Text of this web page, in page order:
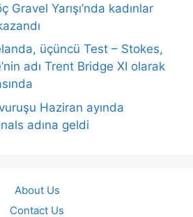
Gravel Yarışı’nda kadınlar
üçüncü Test – Stokes,
adı Trent Bridge XI olarak
Haziran ayında
adına geldi
About Us
Contact Us